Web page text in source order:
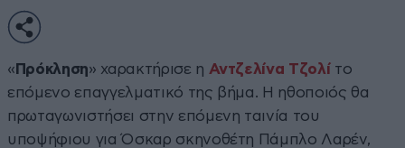
« Πρόκληση» χαρακτήρισε η Αντζελίνα Τζολίτο
επόμενο επαγγελματικό της βήμα. Η ηθοποιός θα
πρωταγωνιστήσει στην επόμενη ταινία του
υποψήφιου για Όσκαρ σκηνοθέτη Πάμπλο Λαρέν,